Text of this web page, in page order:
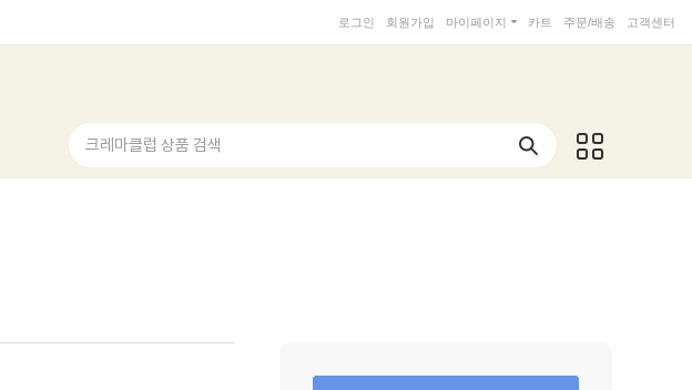
로그인 회원가입 마이페이지 카트 주문/배송 고객센터
크레마클럽 상품 검색